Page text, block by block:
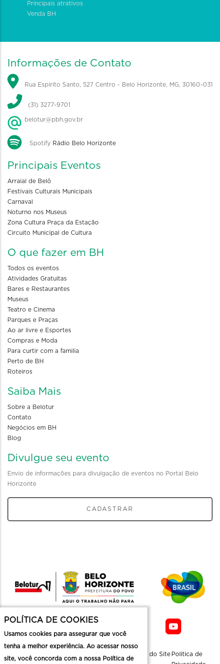
Principais atrativos
Venda BH
Informações de Contato
Rua Espírito Santo, 527 Centro - Belo Horizonte, MG, 30160-031
(31) 3277-9701
belotur@pbh.gov.br
Spotify Rádio Belo Horizonte
Principais Eventos
Arraial de Belô
Festivais Culturais Municipais
Carnaval
Noturno nos Museus
Zona Cultura Praça da Estação
Circuito Municipal de Cultura
O que fazer em BH
Todos os eventos
Atividades Gratuitas
Bares e Restaurantes
Museus
Teatro e Cinema
Parques e Praças
Ao ar livre e Esportes
Compras e Moda
Para curtir com a familia
Perto de BH
Roteiros
Saiba Mais
Sobre a Belotur
Contato
Negócios em BH
Blog
Divulgue seu evento
Envio de informações para divulgação de eventos no Portal Belo
Horizonte
CADASTRAR
Mapa do Site Politica de
POLÍTICA DE COOKIES
Usamos cookies para assegurar que você
tenha a melhor experiência. Ao acessar nosso
site, você concorda com a nossa Política de